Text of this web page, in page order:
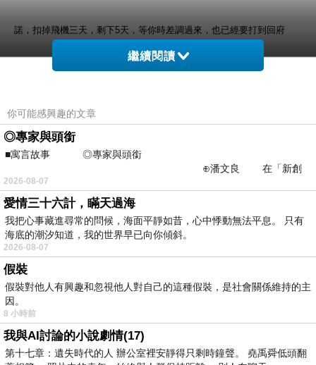
諾 ，扣掉飛機三天 ，剩下5天 ，等你時差調過來 ， 也已經要打到回府
說是day1，其實是晚上的飛機，早上還是進公司，結果說要出國的人全
趕著最後出清工作
一下
這次出國特沒有FU，完全沒有興奮期待之類的情緒
~趕~趕工作
晚上7:30的飛機由桃園到香港轉機
香港機場很好逛
但是我們轉機沒啥好逛的，加上夜深了戰鬥力降低，況且香港機場的
wifi超強
於是人人變成低頭族，划~划~划~
繼續閱讀
你可能感興趣的文章
◎專家與頭銜
■寓言故事 ◎專家與頭銜
⊕潘文良 在「新創
之谷」裡——
2026-08-07
愛情三十六計，瞞天過海
我把心事藏進尋常的問候，海面平靜如昔，心中悸動無法平息。 只有
海底的潮汐知道，我的世界早已向你傾斜。
2026-08-07
假裝
假裝對他人有興趣和忽視他人對自己的這種假裝，是社會關係維持的主
因。
8 小時前
我與AI討論的小說劇情(17)
第十七章：遺失時代的人 辦公室裡安靜得只剩時鐘聲。 堯禹舜低頭翻